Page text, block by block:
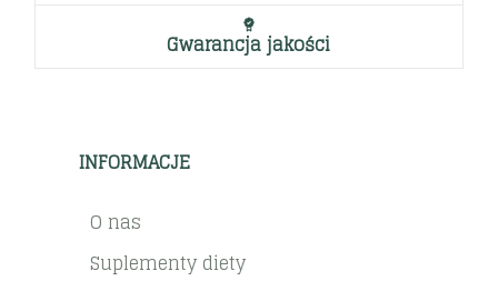
Gwarancja jakości
INFORMACJE
O nas
Suplementy diety